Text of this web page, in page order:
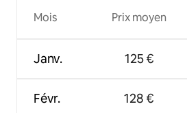
Mois
Janv.
Févr.
Prix moyen
125 €
128 €